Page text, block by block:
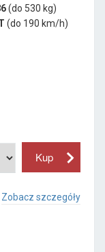
(do 530 kg)
(do 190 km/h)
Zobacz szczegóły